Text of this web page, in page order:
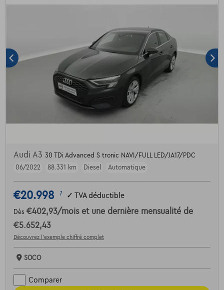
Audi A3 30 TDi Advanced S tronic NAVI/FULL LED/JA17/PDC
06/2022
88.331 km Diesel Automatique
€20.998 1 ✓ TVA déductible
Dès €402,93/mois et une dernière mensualité de
€5.652,43
Découvrez l’exemple chiffré complet
SOCO
Comparer